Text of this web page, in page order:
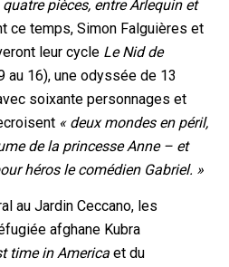
pièces, entre Arlequin et
ce temps, Simon Falguières et
leur cycle Le Nid de
au 16), une odyssée de 13
soixante personnages et
« deux mondes en péril,
de la princesse Anne – et
héros le comédien Gabriel. »
au Jardin Ceccano, les
afghane Kubra
time in America et du